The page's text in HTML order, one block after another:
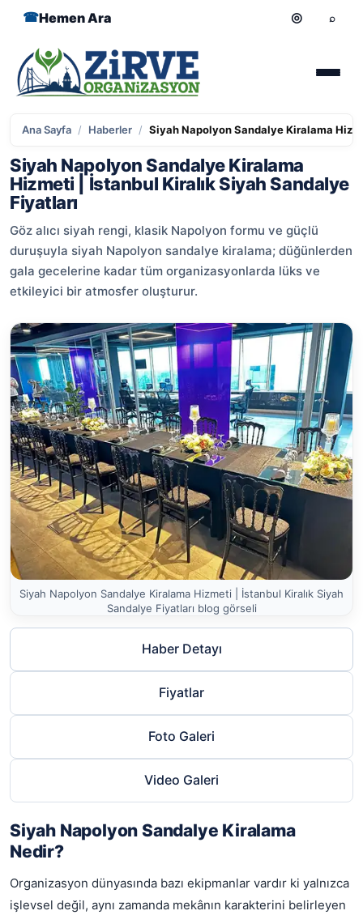
Hemen Ara
Ana Sayfa / Haberler / Siyah Napolyon Sandalye Kiralama
Siyah Napolyon Sandalye Kiralama
Hizmeti | İstanbul Kiralık Siyah Sandalye
Fiyatları
Göz alıcı siyah rengi, klasik Napolyon formu ve güçlü
duruşuyla siyah Napolyon sandalye kiralama; düğünlerden
gala gecelerine kadar tüm organizasyonlarda lüks ve
etkileyici bir atmosfer oluşturur.
Siyah Napolyon Sandalye Kiralama Hizmeti | İstanbul Kiralık Siyah
Sandalye Fiyatları blog görseli
Haber Detayı
Fiyatlar
Foto Galeri
Video Galeri
Siyah Napolyon Sandalye Kiralama
Nedir?
Organizasyon dünyasında bazı ekipmanlar vardır ki yalnızca
işlevsel değil, aynı zamanda mekânın karakterini belirleyen